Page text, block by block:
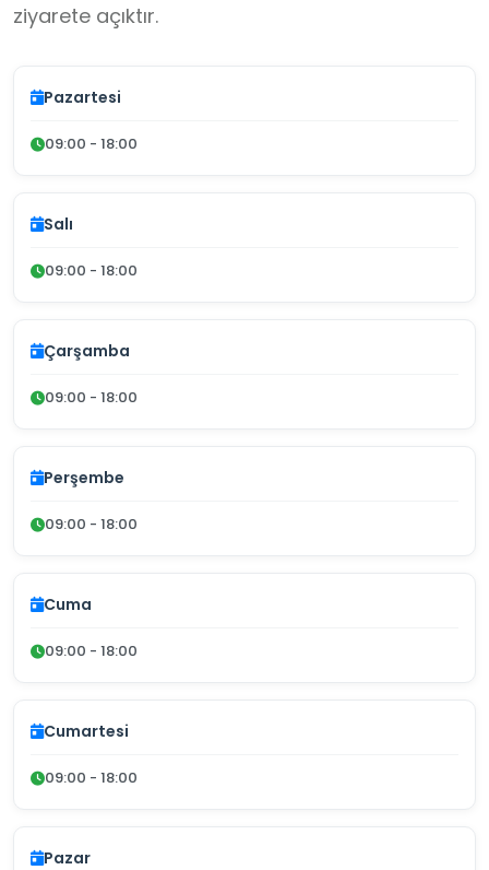
ziyarete açıktır.
Pazartesi
09:00 - 18:00
Salı
09:00 - 18:00
Çarşamba
09:00 - 18:00
Perşembe
09:00 - 18:00
Cuma
09:00 - 18:00
Cumartesi
09:00 - 18:00
Pazar